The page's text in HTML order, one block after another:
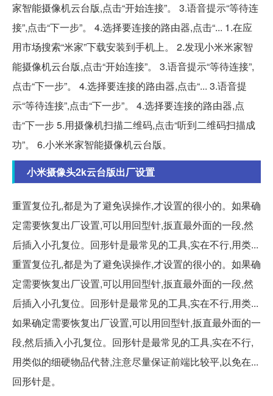
家智能摄像机云台版,点击“开始连接”。 3.语音提示“等待连
接”,点击“下一步”。 4.选择要连接的路由器,点击“... 1.在应
用市场搜索“米家”下载安装到手机上。 2.发现小米米家智
能摄像机云台版,点击“开始连接”。 3.语音提示“等待连接”,
点击“下一步”。 4.选择要连接的路由器,点击“... 3.语音提
示“等待连接”,点击“下一步”。 4.选择要连接的路由器,点
击“下一步 5.用摄像机扫描二维码,点击“听到二维码扫描成
功”。 6.小米米家智能摄像机云台版。
小米摄像头2k云台版出厂设置
重置复位孔,都是为了避免误操作,才设置的很小的。如果确
定需要恢复出厂设置,可以用回型针,扳直最外面的一段,然
后插入小孔复位。回形针是最常见的工具,实在不行,用类...
重置复位孔,都是为了避免误操作,才设置的很小的。如果确
定需要恢复出厂设置,可以用回型针,扳直最外面的一段,然
后插入小孔复位。回形针是最常见的工具,实在不行,用类...
如果确定需要恢复出厂设置,可以用回型针,扳直最外面的一
段,然后插入小孔复位。回形针是最常见的工具,实在不行,
用类似的细硬物品代替,注意尽量保证前端比较平,以免在...
回形针是。